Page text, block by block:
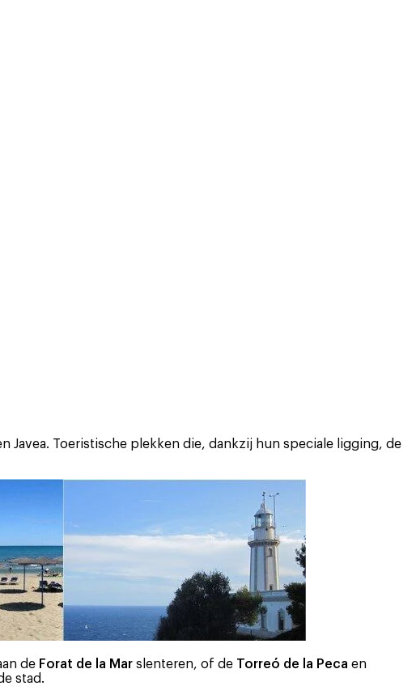
Javea. Toeristische plekken die, dankzij hun speciale ligging, de
de Forat de la Mar slenteren, of de Torreó de la Peca en
stad.